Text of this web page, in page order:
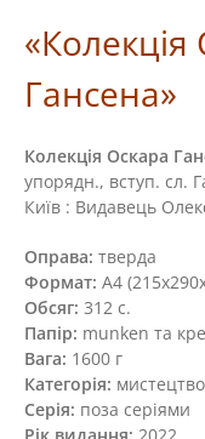
«Колекція
Гансена»
Колекція Оскара
упорядн., вступ. сл.
Київ : Видавець
Оправа: тверда
Формат: А4
Обсяг: 312 с.
Папір: munken та
Вага: 1600 г
Категорія:
Серія: поза серіями
Рік видання: 2022